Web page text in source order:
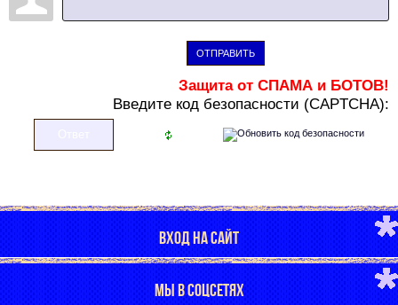
ОТПРАВИТЬ
Защита от СПАМА и БОТОВ!
Введите код безопасности (CAPTCHA):
ВХОД НА САЙТ
МЫ В СОЦСЕТЯХ